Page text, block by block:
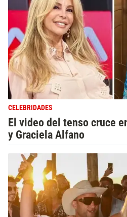
CELEBRIDADES
El video del tenso cruce
y Graciela Alfano